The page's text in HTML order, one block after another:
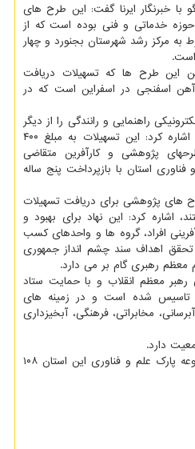
با خبرنگار ایرنا گفت: این طرح های
خدماتی و فنی بوده است که از
مربوط به مرکز رشد شهرستان بجنورد و چهار
است.
این طرح ها که تسهیلات دریافت
اسفنجی در اسفراین است که در
راهنمایی و رانندگی را از دیگر
از طرحهای پژوهشی دانست و اشاره کرد: این تسهیلات به مبلغ ۴۰۰
پژوهشی و کارآفرین متقاضی
استان با بازپرداخت پنج ساله
های پژوهشی برای دریافت تسهیلات
اشاره کرد: این نهاد برای بهبود و
افراد، گروه ها و واحدهای کسب
تحقق اهداف سند چشم انداز جمهوری
معظم رهبری گام بر می دارد.
رهبر معظم انقلاب و با ﺣﻤﺎﻳﺖ ﺳﺘﺎد
تاسیس شده است و در زمینه های
مخابراتی، فرهنگی، آبخیزداری
شمار شرکت های فناور زیرمجموعه پارک علم و فناوری این استان ۱۰۸